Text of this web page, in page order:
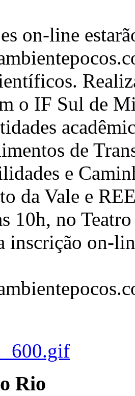
on-line
o IF Sul de
de
e
da Vale e
10h, no
inscrição on-
Rio